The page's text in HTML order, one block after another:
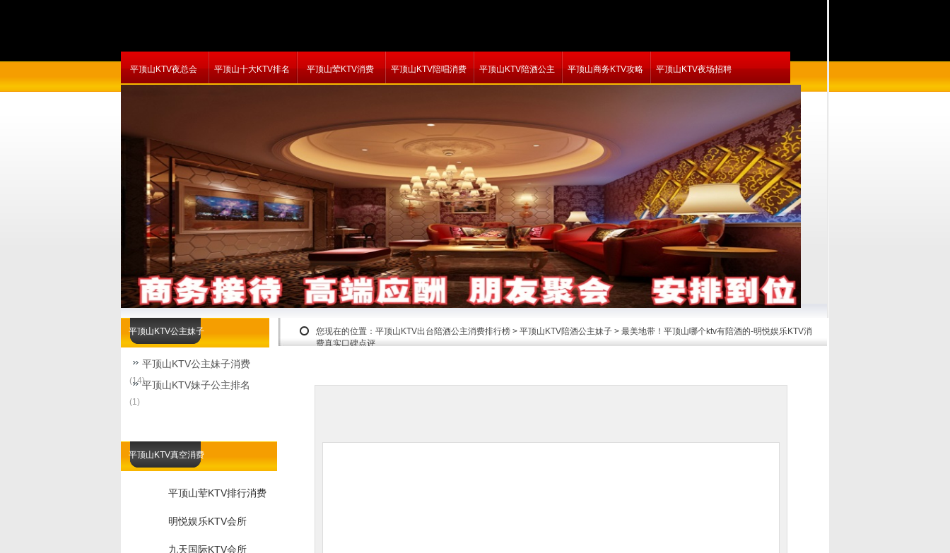
平顶山KTV夜总会 平顶山十大KTV排名 平顶山荤KTV消费 平顶山KTV陪唱消费 平顶山KTV陪酒公主 平顶山商务KTV攻略 平顶山KTV夜场招聘
平顶山KTV真空消费
平顶山荤KTV排行消费
明悦娱乐KTV会所
九天国际KTV会所
您现在的位置： 平顶山KTV出台陪酒公主消费排行榜 > 平顶山KTV陪酒公主妹子 > 最美地带！平顶山哪个ktv有陪酒的-明悦娱乐KTV消
费真实口碑点评
平顶山KTV公主妹子
平顶山KTV公主妹子消费
(14)平顶山KTV妹子公主排名
(1)